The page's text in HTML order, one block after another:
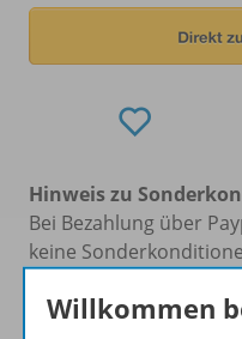
Hinweis zu
Bei Bezahlung über
keine
Um den für Sie
Willkommen